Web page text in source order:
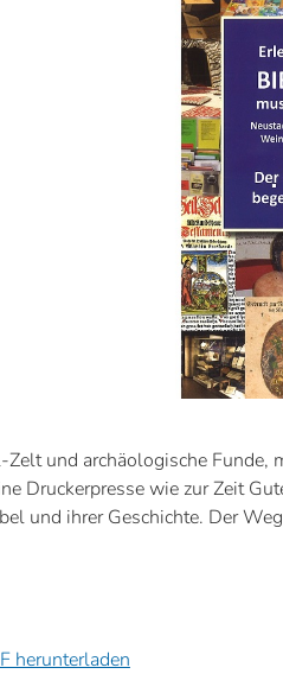
Zelt und archäologische
Druckerpresse wie zur Zeit
und ihrer Geschichte. Der
herunterladen